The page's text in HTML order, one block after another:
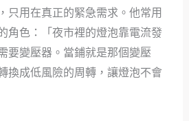
只用在真正的緊急需求。他常用
角色：「夜市裡的燈泡靠電流發
要變壓器。當鋪就是那個變壓
換成低風險的周轉，讓燈泡不會